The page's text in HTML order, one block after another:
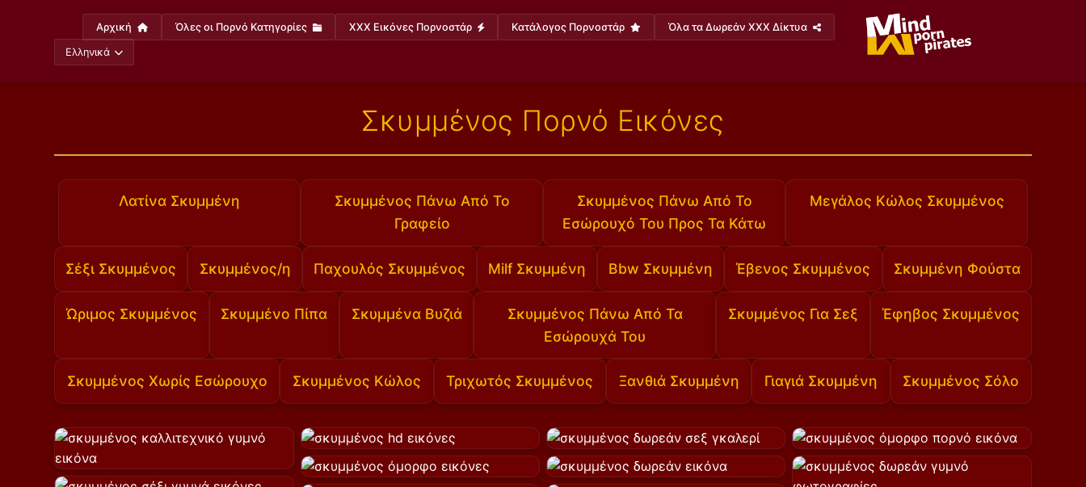
Αρχική Όλες οι Πορνό Κατηγορίες XXX Εικόνες Πορνοστάρ Κατάλογος Πορνοστάρ Όλα τα Δωρεάν XXX Δίκτυα
Ελληνικά
Σκυμμένος Πορνό Εικόνες
Λατίνα Σκυμμένη
Σκυμμένος Πάνω Από Το
Γραφείο
Σκυμμένος Πάνω Από Το
Εσώρουχό Του Προς Τα Κάτω
Μεγάλος Κώλος Σκυμμένος
Σέξι Σκυμμένος Σκυμμένος/η Παχουλός Σκυμμένος Milf Σκυμμένη Bbw Σκυμμένη Έβενος Σκυμμένος Σκυμμένη Φούστα
Ώριμος Σκυμμένος Σκυμμένο Πίπα Σκυμμένα Βυζιά
Σκυμμένος Πάνω Από Τα
Εσώρουχά Του
Σκυμμένος Για Σεξ Έφηβος Σκυμμένος
Σκυμμένος Χωρίς Εσώρουχο Σκυμμένος Κώλος Τριχωτός Σκυμμένος Ξανθιά Σκυμμένη Γιαγιά Σκυμμένη Σκυμμένος Σόλο